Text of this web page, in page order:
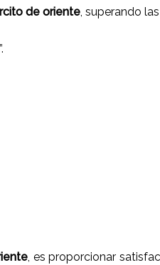
de oriente, superando
, es proporcionar